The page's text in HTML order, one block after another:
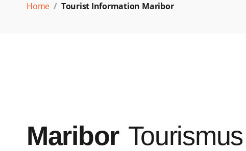
Home Tourist Information Maribor
Maribor Tourismus